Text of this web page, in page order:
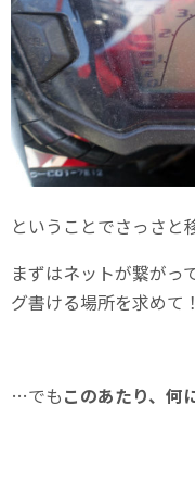
ということでさっさと
まずはネットが繋がっ
グ書ける場所を求めて！
…でもこのあたり、何